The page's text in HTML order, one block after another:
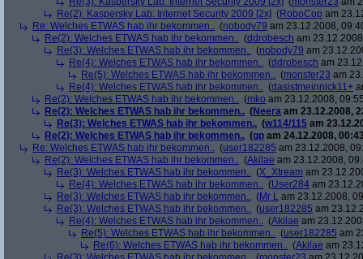
Re(2): Kaspersky Lab: Internet Security 2009 [2x] (RoboCop am
Re: Welches ETWAS hab ihr bekommen.. (nobody79 am 23.12.2008,
Re(2): Welches ETWAS hab ihr bekommen.. (ddrobesch am
Re(3): Welches ETWAS hab ihr bekommen.. (nobody79 am
Re(4): Welches ETWAS hab ihr bekommen.. (ddrobesch am
Re(5): Welches ETWAS hab ihr bekommen.. (monster23 am
Re(4): Welches ETWAS hab ihr bekommen.. (dasistmeinnick11+
Re(2): Welches ETWAS hab ihr bekommen.. (mko am 23.12.2008,
Re(2): Welches ETWAS hab ihr bekommen.. (Neera am 23.12.2008,
Re(3): Welches ETWAS hab ihr bekommen.. (w114/115 am
Re(2): Welches ETWAS hab ihr bekommen.. (gp am 24.12.2008,
Re: Welches ETWAS hab ihr bekommen.. (user182285 am 23.12.2008,
Re(2): Welches ETWAS hab ihr bekommen.. (Akilae am 23.12.2008,
Re(3): Welches ETWAS hab ihr bekommen.. (X_Xtream am
Re(4): Welches ETWAS hab ihr bekommen.. (User284 am
Re(3): Welches ETWAS hab ihr bekommen.. (Mr L am 23.12.2008,
Re(3): Welches ETWAS hab ihr bekommen.. (user182285 am
Re(4): Welches ETWAS hab ihr bekommen.. (Akilae am
Re(5): Welches ETWAS hab ihr bekommen.. (user182285 am
Re(6): Welches ETWAS hab ihr bekommen.. (Akilae am